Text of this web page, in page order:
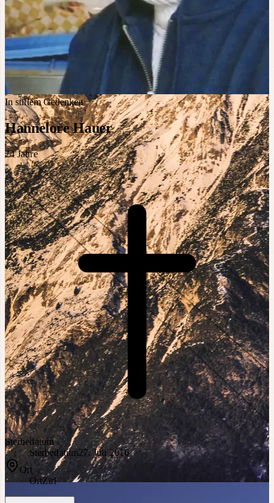
In stillem Gedenken
Hannelore Hauer
74Jahre
Sterbedatum
Sterbedatum27. Juli 2016
Ort
OrtZirl